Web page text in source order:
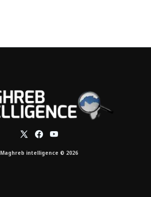
Maghreb intelligence © 2026